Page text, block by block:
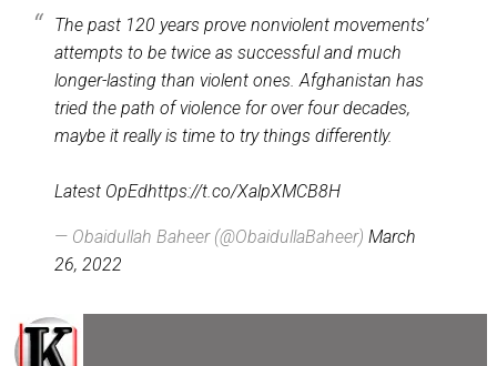
The past 120 years prove nonviolent movements’
attempts to be twice as successful and much
longer-lasting than violent ones. Afghanistan has
tried the path of violence for over four decades,
maybe it really is time to try things differently.
Latest OpEdhttps://t.co/XalpXMCB8H
— Obaidullah Baheer (@ObaidullaBaheer)March
26, 2022